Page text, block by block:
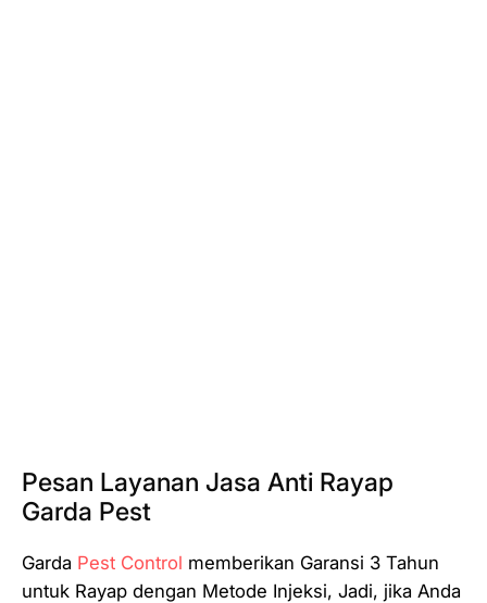
Pesan Layanan Jasa Anti Rayap
Garda Pest
Garda Pest Control memberikan Garansi 3 Tahun
untuk Rayap dengan Metode Injeksi, Jadi, jika Anda